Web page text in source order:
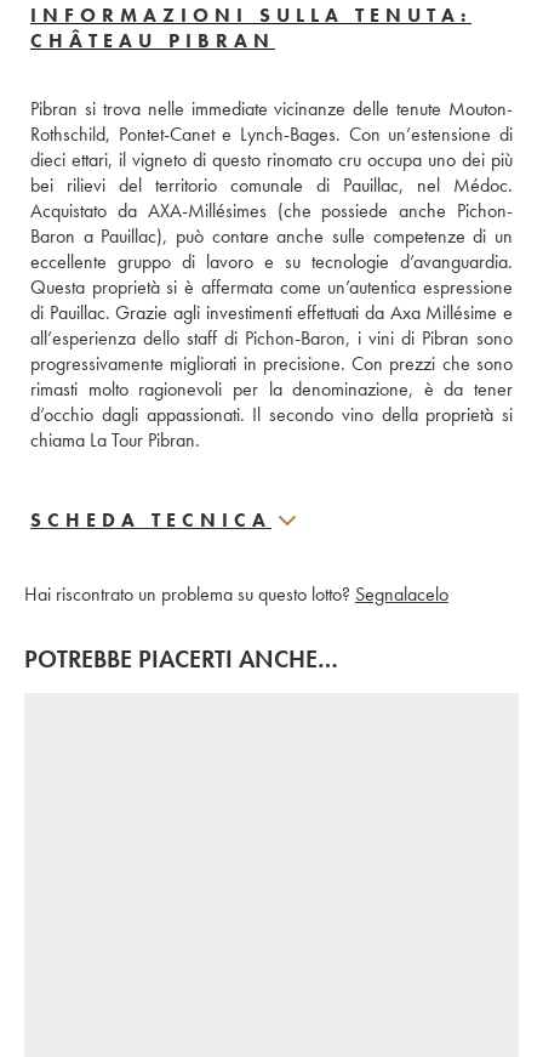
INFORMAZIONI SULLA TENUTA:
CHÂTEAU PIBRAN
Pibran si trova nelle immediate vicinanze delle tenute Mouton-
Rothschild, Pontet-Canet e Lynch-Bages. Con un’estensione di
dieci ettari, il vigneto di questo rinomato cru occupa uno dei più
bei rilievi del territorio comunale di Pauillac, nel Médoc.
Acquistato da AXA-Millésimes (che possiede anche Pichon-
Baron a Pauillac), può contare anche sulle competenze di un
eccellente gruppo di lavoro e su tecnologie d’avanguardia.
Questa proprietà si è affermata come un’autentica espressione
di Pauillac. Grazie agli investimenti effettuati da Axa Millésime e
all’esperienza dello staff di Pichon-Baron, i vini di Pibran sono
progressivamente migliorati in precisione. Con prezzi che sono
rimasti molto ragionevoli per la denominazione, è da tener
d’occhio dagli appassionati. Il secondo vino della proprietà si
chiama La Tour Pibran.
SCHEDA TECNICA
Hai riscontrato un problema su questo lotto? Segnalacelo
POTREBBE PIACERTI ANCHE…